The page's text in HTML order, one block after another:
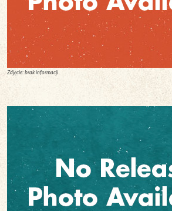
Zdjęcie: brak informacji